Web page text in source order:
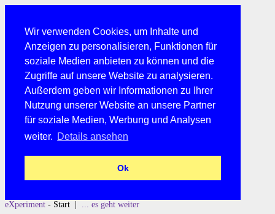
Wir verwenden Cookies, um Inhalte und
Anzeigen zu personalisieren, Funktionen für
soziale Medien anbieten zu können und die
Zugriffe auf unsere Website zu analysieren.
Außerdem geben wir Informationen zu Ihrer
Nutzung unserer Website an unsere Partner
für soziale Medien, Werbung und Analysen
weiter. Details ansehen
Ok
eXperiment - Start | ... es geht weiter